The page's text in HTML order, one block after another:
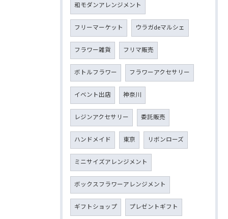
和モダンアレンジメント
フリーマーケット ウラガdeマルシェ
フラワー雑貨 フリマ販売
ボトルフラワー フラワーアクセサリー
イベント出店 神奈川
レジンアクセサリー 委託販売
ハンドメイド 東京 リボンローズ
ミニサイズアレンジメント
ボックスフラワーアレンジメント
ギフトショップ プレゼントギフト